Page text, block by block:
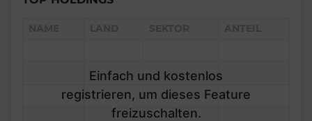
Einfach und kostenlos
registrieren, um dieses Feature
freizuschalten.